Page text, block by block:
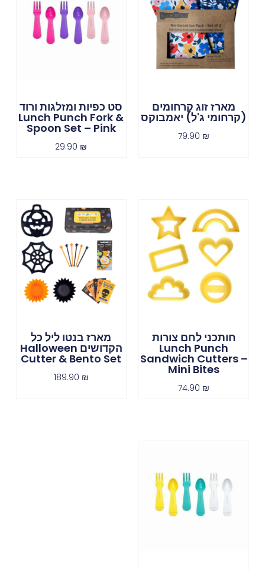
מארז זוג קרחומים
(קרחומי ג'ל) יאמבוקס
79.90 ₪
סט כפיות ומזלגות ורוד
Lunch Punch Fork &
Spoon Set – Pink
29.90 ₪
חותכני לחם צורות
Lunch Punch
Sandwich Cutters –
Mini Bites
74.90 ₪
מארז בנטו ליל כל
הקדושים Halloween
Cutter & Bento Set
189.90 ₪